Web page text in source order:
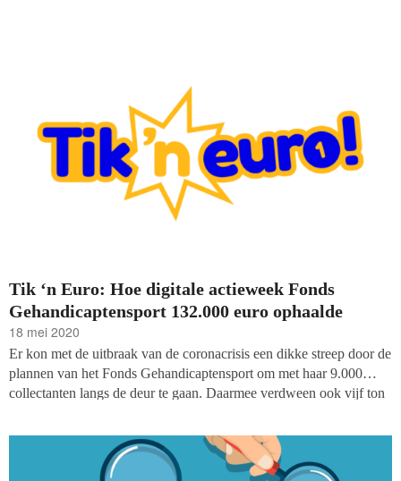
besteed terugloopt, mede doordat ondernemingen minder vaak voor
crowdfunding kiezen.
Tik ‘n Euro: Hoe digitale actieweek Fonds
Gehandicaptensport 132.000 euro ophaalde
18 mei 2020
Er kon met de uitbraak van de coronacrisis een dikke streep door de
plannen van het Fonds Gehandicaptensport om met haar 9.000
collectanten langs de deur te gaan. Daarmee verdween ook vijf ton
Euro wel een geheel nieuwe campagne voor in de plaats.
‘Misschien dat we de onze collectanten van aankloppen naar
aantikken kunnen krijgen’? Het resultaat: toch nog een opbrengst